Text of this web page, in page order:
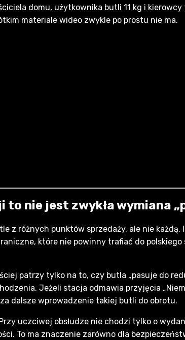
domu, użytkownika butli 11 kg i
materiale wideo zwykle po prostu nie ma.
nie jest zwykła wymiana
z różnych punktów sprzedaży, ale nie każdą. I
które nie powinny trafiać do
patrzy tylko na to, czy butla „pasuje do
Jeżeli stacja odmawia przyjęcia
dalsze wprowadzenie takiej butli do obrotu.
uczciwej obsłudze nie chodzi tylko o
To ma znaczenie zarówno dla